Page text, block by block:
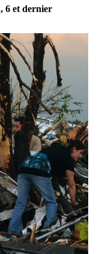
6 et dernier